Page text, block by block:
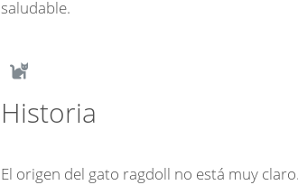
saludable.
Historia
El origen del gato ragdoll no está muy